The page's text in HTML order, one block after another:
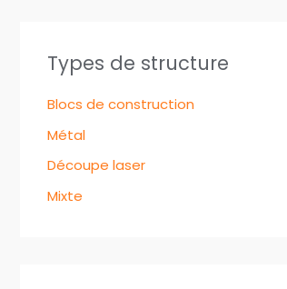
Types de structure
Blocs de construction
Métal
Découpe laser
Mixte